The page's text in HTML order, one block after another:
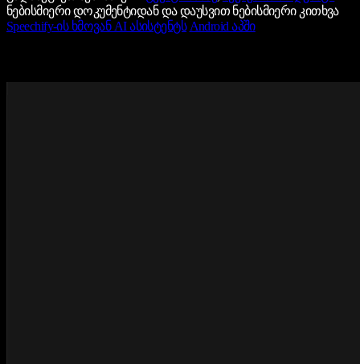
ნებისმიერი დოკუმენტიდან და დაუსვით ნებისმიერი კითხვა
Speechify-ის ხმოვან AI ასისტენტს Android აპში